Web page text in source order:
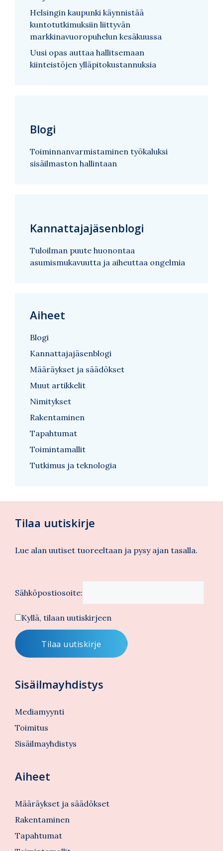
Helsingin kaupunki käynnistää
kuntotutkimuksiin liittyvän
markkinavuoropuhelun kesäkuussa
Uusi opas auttaa hallitsemaan
kiinteistöjen ylläpitokustannuksia
Blogi
Toiminnanvarmistaminen työkaluksi
sisäilmaston hallintaan
Kannattajajäsenblogi
Tuloilman puute huonontaa
asumismukavuutta ja aiheuttaa ongelmia
Aiheet
Blogi
Kannattajajäsenblogi
Määräykset ja säädökset
Muut artikkelit
Nimitykset
Rakentaminen
Tapahtumat
Toimintamallit
Tutkimus ja teknologia
Tilaa uutiskirje
Lue alan uutiset tuoreeltaan ja pysy ajan tasalla.
Sähköpostiosoite:
Kyllä, tilaan uutiskirjeen
Sisäilmayhdistys
Mediamyynti
Toimitus
Sisäilmayhdistys
Aiheet
Määräykset ja säädökset
Rakentaminen
Tapahtumat